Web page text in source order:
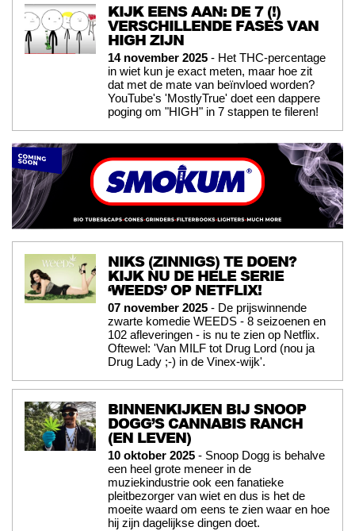
KIJK EENS AAN: DE 7 (!)
VERSCHILLENDE FASES VAN
HIGH ZIJN
14 november 2025 - Het THC-percentage
in wiet kun je exact meten, maar hoe zit
dat met de mate van beïnvloed worden?
YouTube's 'MostlyTrue' doet een dappere
poging om "HIGH" in 7 stappen te fileren!
NIKS (ZINNIGS) TE DOEN?
KIJK NU DE HELE SERIE
‘WEEDS’ OP NETFLIX!
07 november 2025 - De prijswinnende
zwarte komedie WEEDS - 8 seizoenen en
102 afleveringen - is nu te zien op Netflix.
Oftewel: 'Van MILF tot Drug Lord (nou ja
Drug Lady ;-) in de Vinex-wijk'.
BINNENKIJKEN BIJ SNOOP
DOGG’S CANNABIS RANCH
(EN LEVEN)
10 oktober 2025 - Snoop Dogg is behalve
een heel grote meneer in de
muziekindustrie ook een fanatieke
pleitbezorger van wiet en dus is het de
moeite waard om eens te zien waar en hoe
hij zijn dagelijkse dingen doet.